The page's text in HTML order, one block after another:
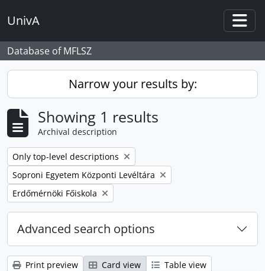
UnivA
Database of MFLSZ
Narrow your results by:
Showing 1 results
Archival description
Remove filter:
Only top-level descriptions
Remove filter:
Soproni Egyetem Központi Levéltára
Remove filter:
Erdőmérnöki Főiskola
Advanced search options
Print preview Card view
Table view